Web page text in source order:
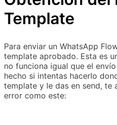
Template
Para enviar un WhatsApp
template aprobado. Esta es
no funciona igual que el
hecho si intentas hacerlo
template y le das en send, te
error como este: